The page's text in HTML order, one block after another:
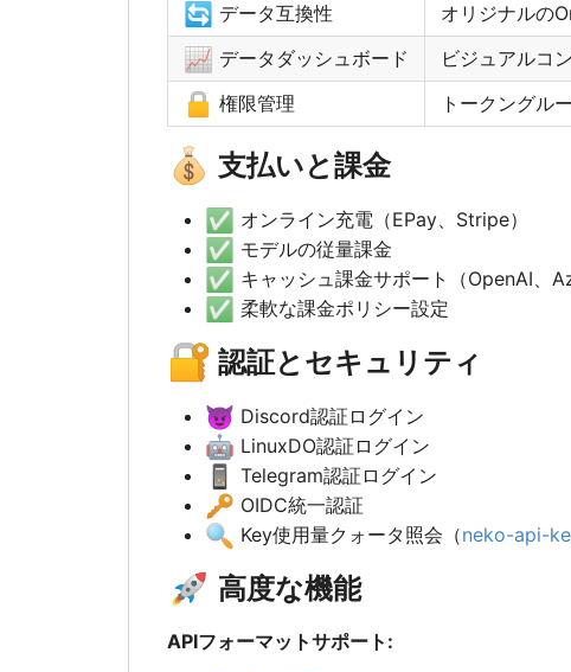
🔄 データ互換性 オリジナルの
📈 データダッシュボード ビジュアルコ
🔒 権限管理 トークングル
💰 支払いと課金
✅ オンライン充電（EPay、Stripe）
✅ モデルの従量課金
✅ キャッシュ課金サポート（OpenAI、
✅ 柔軟な課金ポリシー設定
🔐 認証とセキュリティ
😈 Discord認証ログイン
🤖 LinuxDO認証ログイン
📱 Telegram認証ログイン
🔑 OIDC統一認証
🔍 Key使用量クォータ照会（neko-api-
🚀 高度な機能
APIフォーマットサポート: